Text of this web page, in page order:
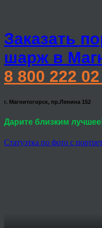
Заказать
шарж в
8 800 222
г. Магнитогорск, пр.Ленина 152
Дарите близким
Статуэтка по фото с